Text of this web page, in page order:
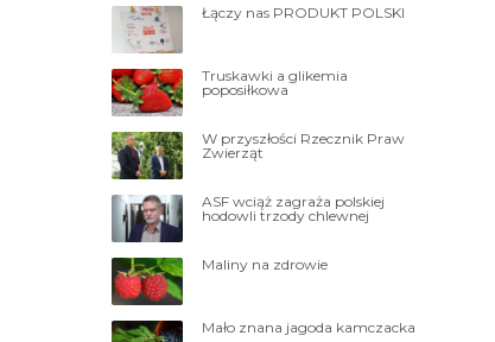
Łączy nas PRODUKT POLSKI
Truskawki a glikemia
poposiłkowa
W przyszłości Rzecznik Praw
Zwierząt
ASF wciąż zagraża polskiej
hodowli trzody chlewnej
Maliny na zdrowie
Mało znana jagoda kamczacka